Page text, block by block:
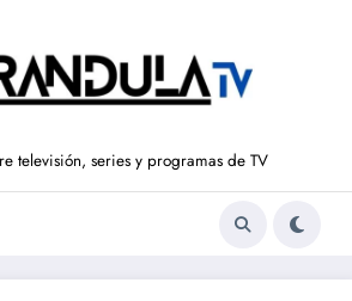
televisión, series y programas de TV